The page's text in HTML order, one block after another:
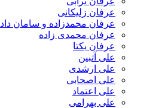
عرفان زلیکانی
عرفان محمدزاده و سامان
عرفان محمدی زاده
عرفان یکتا
علی آتبین
علی ارشدی
علی اصحابی
علی اعتماد
علی بهرامی